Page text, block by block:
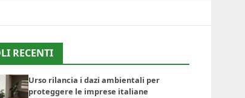
RECENTI
Urso rilancia i dazi ambientali per
proteggere le imprese italiane